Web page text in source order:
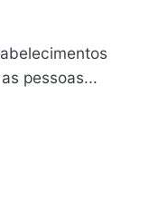
pessoas...